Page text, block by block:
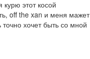
этот косой
off the xan и меня мажет
хочет быть со мной